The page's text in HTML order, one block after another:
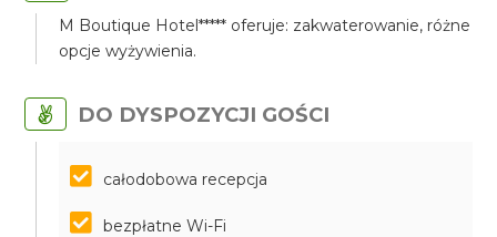
M Boutique Hotel***** oferuje: zakwaterowanie, różne
opcje wyżywienia.
DO DYSPOZYCJI GOŚCI
całodobowa recepcja
bezpłatne Wi-Fi